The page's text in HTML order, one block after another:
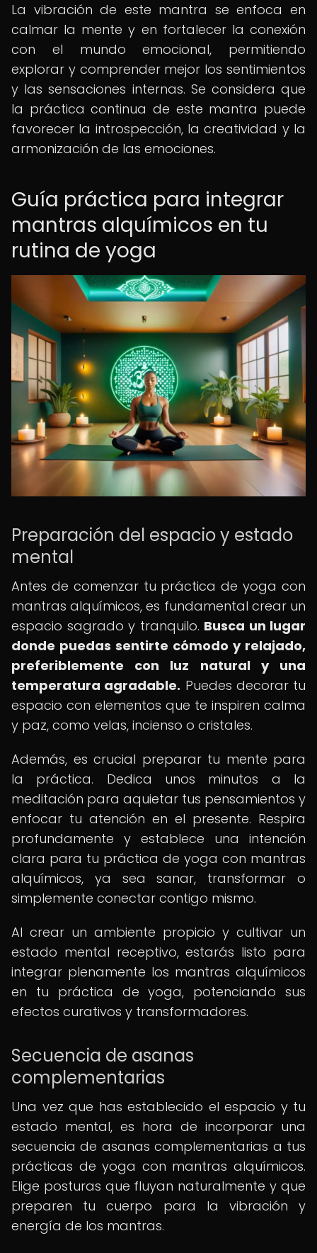
La vibración de este mantra se enfoca en
calmar la mente y en fortalecer la conexión
con el mundo emocional, permitiendo
explorar y comprender mejor los sentimientos
y las sensaciones internas. Se considera que
la práctica continua de este mantra puede
favorecer la introspección, la creatividad y la
armonización de las emociones.
Guía práctica para integrar
mantras alquímicos en tu
rutina de yoga
Preparación del espacio y estado
mental
Antes de comenzar tu práctica de yoga con
mantras alquímicos, es fundamental crear un
espacio sagrado y tranquilo. Busca un lugar
donde puedas sentirte cómodo y relajado,
preferiblemente con luz natural y una
temperatura agradable. Puedes decorar tu
espacio con elementos que te inspiren calma
y paz, como velas, incienso o cristales.
Además, es crucial preparar tu mente para
la práctica. Dedica unos minutos a la
meditación para aquietar tus pensamientos y
enfocar tu atención en el presente. Respira
profundamente y establece una intención
clara para tu práctica de yoga con mantras
alquímicos, ya sea sanar, transformar o
simplemente conectar contigo mismo.
Al crear un ambiente propicio y cultivar un
estado mental receptivo, estarás listo para
integrar plenamente los mantras alquímicos
en tu práctica de yoga, potenciando sus
efectos curativos y transformadores.
Secuencia de asanas
complementarias
Una vez que has establecido el espacio y tu
estado mental, es hora de incorporar una
secuencia de asanas complementarias a tus
prácticas de yoga con mantras alquímicos.
Elige posturas que fluyan naturalmente y que
preparen tu cuerpo para la vibración y
energía de los mantras.